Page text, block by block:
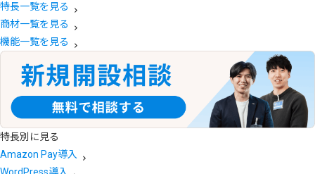
特長一覧を見る
商材一覧を見る
機能一覧を見る
特長別に見る
Amazon Pay導入